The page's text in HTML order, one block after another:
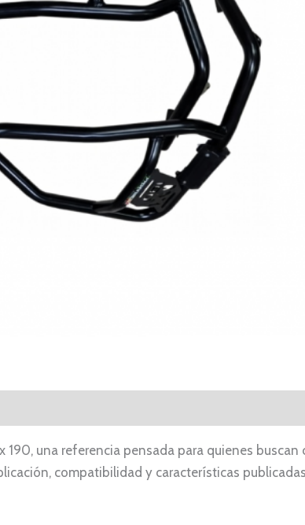
190, una referencia pensada para quienes
compatibilidad y características